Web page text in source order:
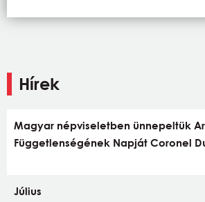
Hírek
Magyar népviseletben ünnepeltük
Függetlenségének Napját Coronel
Július